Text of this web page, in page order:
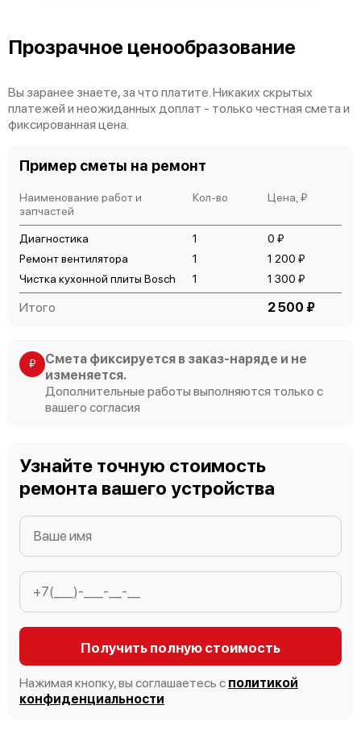
Bosch HSN892LEU
Bosch HSN882LEU
Bosch HSN832KEU
Bosch HSN822KEU
Bosch HSN382F
Прозрачное ценообразование
Вы заранее знаете, за что платите. Никаких скрытых
платежей и неожиданных доплат - только честная смета и
фиксированная цена.
Пример сметы на ремонт
Наименование работ и
запчастей
Кол-во Цена, ₽
Диагностика 1
0 ₽
Ремонт вентилятора
1
1 200 ₽
Чистка кухонной плиты Bosch
1 1 300 ₽
Итого 2 500 ₽
₽
Смета фиксируется в заказ-наряде и не
изменяется.
Дополнительные работы выполняются только с
вашего согласия
Узнайте точную стоимость
ремонта вашего устройства
Получить полную стоимость
Нажимая кнопку, вы соглашаетесь с политикой
конфиденциальности